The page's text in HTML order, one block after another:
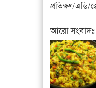
প্রতিক্ষণ/এডি/
আরো সংবাদঃ